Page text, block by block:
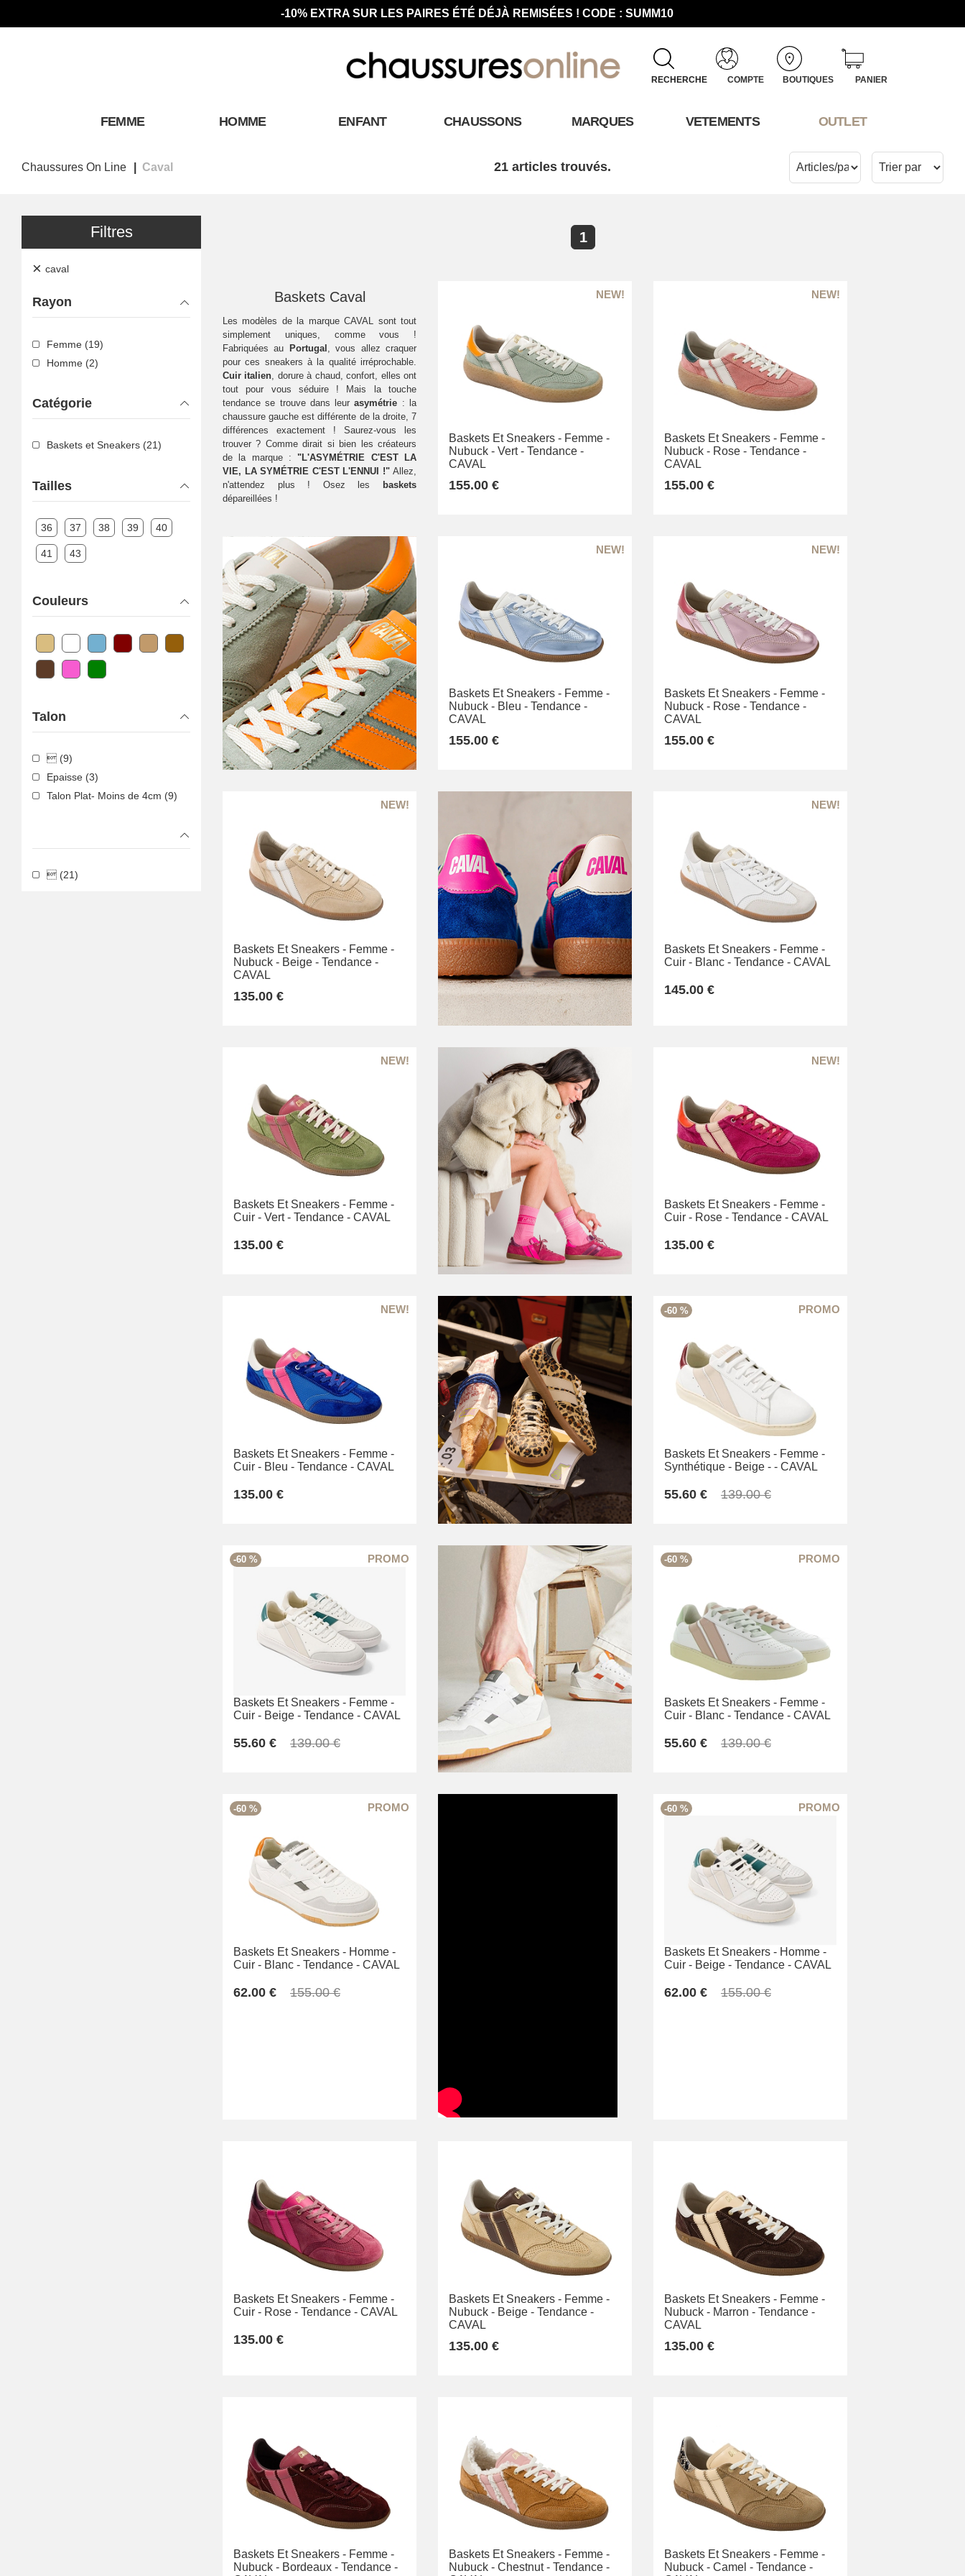
-10% EXTRA SUR LES PAIRES ÉTÉ DÉJÀ REMISÉES ! CODE : SUMM10
RECHERCHE COMPTE BOUTIQUES PANIER
FEMME HOMME ENFANT CHAUSSONS MARQUES VETEMENTS OUTLET
Chaussures On Line Caval 21 articles trouvés.
Filtres
× caval
Rayon
Femme (19)
Homme (2)
Catégorie
Baskets et Sneakers (21)
Tailles
36 37 38 39 40
41 43
Couleurs
Talon
 (9)
Epaisse (3)
Talon Plat- Moins de 4cm (9)
 (21)
1
Baskets Caval
Les modèles de la marque CAVAL sont tout
simplement uniques, comme vous !
Fabriquées au
Portugal
, vous allez craquer
pour ces sneakers à la qualité irréprochable.
Cuir italien , dorure à chaud, confort, elles ont
tout pour vous séduire ! Mais la touche
tendance se trouve dans leurasymétrie : la
chaussure gauche est différente de la droite, 7
différences exactement ! Saurez-vous les
trouver ? Comme dirait si bien les créateurs
de la marque : "L'ASYMÉTRIE C'EST LA
VIE, LA SYMÉTRIE C'EST L'ENNUI !" Allez,
n'attendez plus ! Osez les
baskets
dépareillées !
Baskets Et Sneakers - Femme -
Nubuck - Vert - Tendance -
CAVAL
155.00 €
Baskets Et Sneakers - Femme -
Nubuck - Rose - Tendance -
CAVAL
155.00 €
Baskets Et Sneakers - Femme -
Nubuck - Bleu - Tendance -
CAVAL
155.00 €
Baskets Et Sneakers - Femme -
Nubuck - Rose - Tendance -
CAVAL
155.00 €
Baskets Et Sneakers - Femme -
Nubuck - Beige - Tendance -
CAVAL
135.00 €
Baskets Et Sneakers - Femme -
Cuir - Blanc - Tendance - CAVAL
145.00 €
Baskets Et Sneakers - Femme -
Cuir - Vert - Tendance - CAVAL
135.00 €
Baskets Et Sneakers - Femme -
Cuir - Rose - Tendance - CAVAL
135.00 €
Baskets Et Sneakers - Femme -
Cuir - Bleu - Tendance - CAVAL
135.00 €
-60 %
Baskets Et Sneakers - Femme -
Synthétique - Beige - - CAVAL
55.60 € 139.00 €
-60 %
Baskets Et Sneakers - Femme -
Cuir - Beige - Tendance - CAVAL
55.60 € 139.00 €
-60 %
Baskets Et Sneakers - Femme -
Cuir - Blanc - Tendance - CAVAL
55.60 € 139.00 €
-60 %
Baskets Et Sneakers - Homme -
Cuir - Blanc - Tendance - CAVAL
62.00 € 155.00 €
-60 %
Baskets Et Sneakers - Homme -
Cuir - Beige - Tendance - CAVAL
62.00 € 155.00 €
Baskets Et Sneakers - Femme -
Cuir - Rose - Tendance - CAVAL
135.00 €
Baskets Et Sneakers - Femme -
Nubuck - Beige - Tendance -
CAVAL
135.00 €
Baskets Et Sneakers - Femme -
Nubuck - Marron - Tendance -
CAVAL
135.00 €
Baskets Et Sneakers - Femme -
Nubuck - Bordeaux - Tendance -
Baskets Et Sneakers - Femme -
Nubuck - Chestnut - Tendance -
Baskets Et Sneakers - Femme -
Nubuck - Camel - Tendance -